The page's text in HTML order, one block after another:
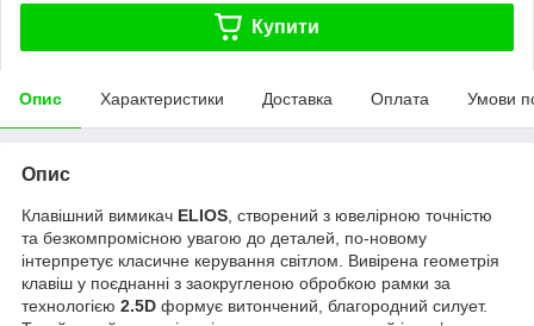
Купити
Опис Характеристики Доставка Оплата Умови
Опис
Клавішний вимикач ELIOS , створений з ювелірною точністю
та безкомпромісною увагою до деталей, по-новому
інтерпретує класичне керування світлом. Вивірена геометрія
клавіш у поєднанні з заокругленою обробкою рамки за
технологією 2.5D формує витончений, благородний силует.